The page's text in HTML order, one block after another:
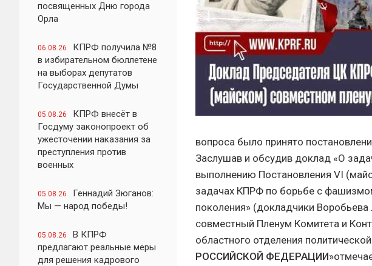
посвященных Дню города
Орла
06.08.26
КПРФ получила №8
в избирательном бюллетене
на выборах депутатов
Государственной Думы
05.08.26
КПРФ внесёт в
Госдуму законопроект об
ужесточении наказания за
преступления против
военных
05.08.26
Геннадий Зюганов:
Мы — народ победы!
05.08.26
В КПРФ
предлагают реальные меры
для решения кадрового
вопроса было принято
Заслушав и обсудив доклад «О
выполнению Постановления VI
задачах КПРФ по борьбе с
поколения» (докладчики
совместный Пленум Комитета и
областного отделения политической
РОССИЙСКОЙ ФЕДЕРАЦИИ